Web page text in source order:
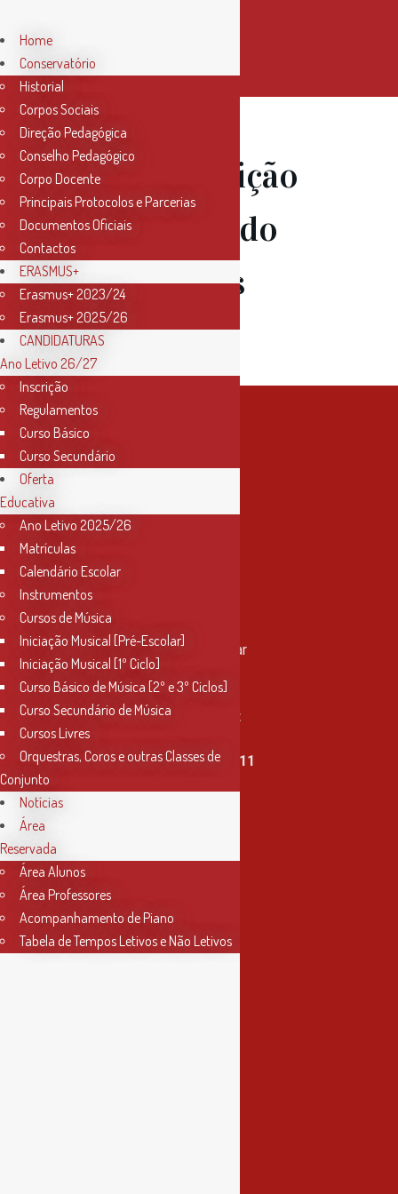
28 Mai
Audição
dos alunos do
Colégio “Os
Lusitanos”
Contactos
Rua Miguel Bombarda, nº 4, 1º andar
2000-080 Santarém
info@conservatoriosantarem.pt
T. (+351) 915 335 478 / 913 890 411
Horário Secretaria
2ª, 3ª, 5ª e 6ª feira
das 9h às 17h30
4ª feira
das 9h às 13h
Home
Conservatório
Historial
Corpos Sociais
Direção Pedagógica
Conselho Pedagógico
Corpo Docente
Principais Protocolos e Parcerias
Documentos Oficiais
Contactos
ERASMUS+
Erasmus+ 2023/24
Erasmus+ 2025/26
CANDIDATURAS
Ano Letivo 26/27
Inscrição
Regulamentos
Curso Básico
Curso Secundário
Oferta
Educativa
Ano Letivo 2025/26
Matrículas
Calendário Escolar
Instrumentos
Cursos de Música
Iniciação Musical [Pré-Escolar]
Iniciação Musical [1º Ciclo]
Curso Básico de Música [2º e 3º Ciclos]
Curso Secundário de Música
Cursos Livres
Orquestras, Coros e outras Classes de
Conjunto
Notícias
Área
Reservada
Área Alunos
Área Professores
Acompanhamento de Piano
Tabela de Tempos Letivos e Não Letivos